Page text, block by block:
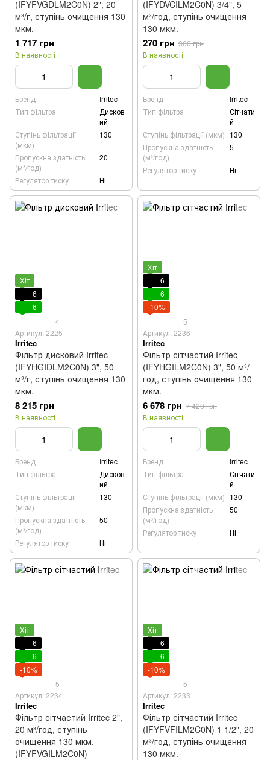
(IFYFVGDLM2C0N) 2", 20
м³/г, ступінь очищення 130
мкм.
1 717 грн
В наявності
Бренд
Irritec
Тип фільтра
Дисков
ий
Ступінь фільтрації
(мкм)
130
Пропускна здатність
(м³/год)
20
Регулятор тиску Ні
(IFYDVCILM2C0N) 3/4", 5
м³/год, ступінь очищення
130 мкм.
270 грн 300 грн
В наявності
Бренд
Irritec
Тип фільтра
Сітчати
й
Ступінь фільтрації (мкм) 130
Пропускна здатність
(м³/год)
5
Регулятор тиску Ні
Хіт
6
6
4
Артикул: 2225
Irritec
Фільтр дисковий Irritec
(IFYHGIDLM2C0N) 3", 50
м³/г, ступінь очищення 130
мкм.
8 215 грн
В наявності
Бренд
Irritec
Тип фільтра
Дисков
ий
Ступінь фільтрації
(мкм)
130
Пропускна здатність
(м³/год)
50
Регулятор тиску Ні
Хіт
6
6
-10%
5
Артикул: 2236
Irritec
Фільтр сітчастий Irritec
(IFYHGILM2C0N) 3", 50 м³/
год, ступінь очищення 130
мкм.
6 678 грн 7 420 грн
В наявності
Бренд
Irritec
Тип фільтра
Сітчати
й
Ступінь фільтрації (мкм) 130
Пропускна здатність
(м³/год)
50
Регулятор тиску Ні
Хіт
6
6
-10%
5
Артикул: 2234
Irritec
Фільтр сітчастий Irritec 2",
20 м³/год, ступінь
очищення 130 мкм.
(IFYFVGILM2C0N)
Хіт
6
6
-10%
5
Артикул: 2233
Irritec
Фільтр сітчастий Irritec
(IFYFVFILM2C0N) 1 1/2", 20
м³/год, ступінь очищення
130 мкм.